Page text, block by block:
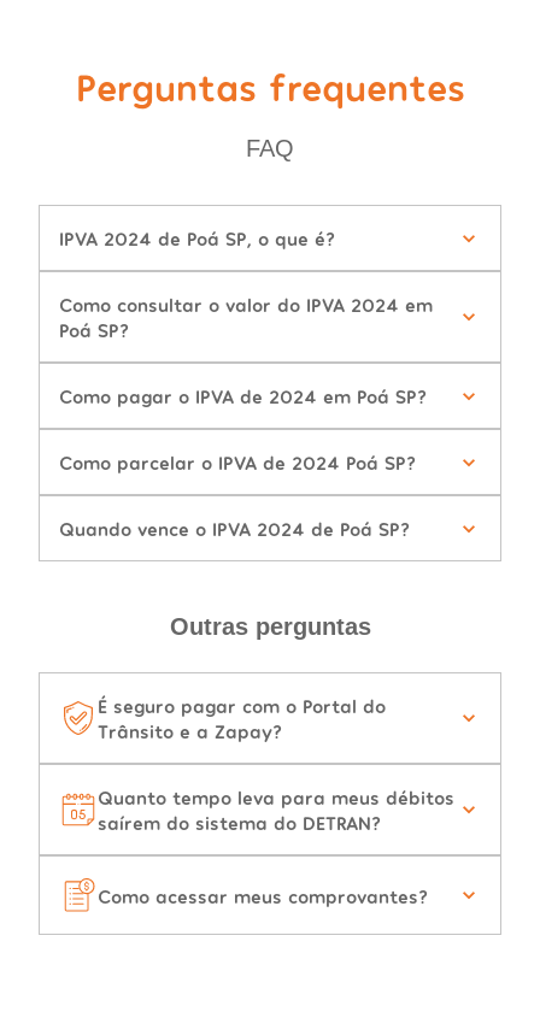
Perguntas frequentes
FAQ
IPVA 2024 de Poá SP, o que é?
Como consultar o valor do IPVA 2024 em
Poá SP?
Como pagar o IPVA de 2024 em Poá SP?
Como parcelar o IPVA de 2024 Poá SP?
Quando vence o IPVA 2024 de Poá SP?
Outras perguntas
É seguro pagar com o Portal do
Trânsito e a Zapay?
Quanto tempo leva para meus débitos
saírem do sistema do DETRAN?
Como acessar meus comprovantes?